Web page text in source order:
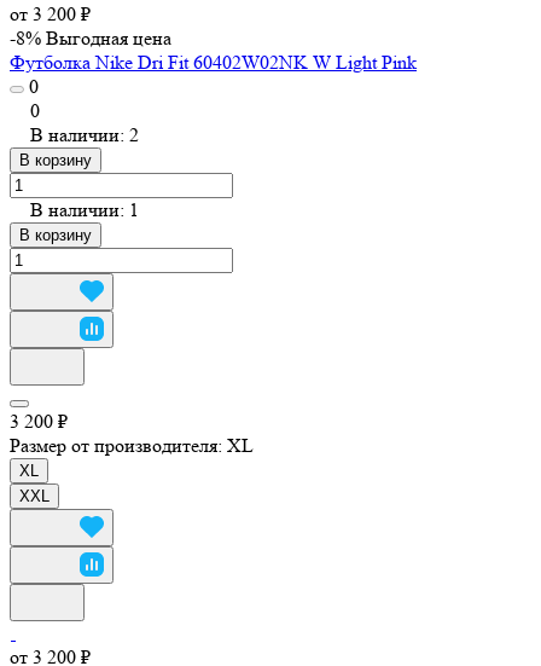
от 3 200 ₽
-8% Выгодная цена
Футболка Nike Dri Fit 60402W02NK W Light Pink
0
0
В наличии: 2
В корзину
В наличии: 1
В корзину
3 200 ₽
Размер от производителя: XL
XL
XXL
от 3 200 ₽